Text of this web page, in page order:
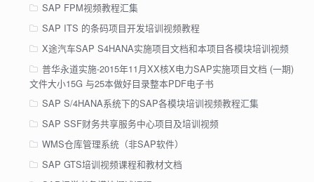
SAP FPM视频教程汇集
SAP ITS 的条码项目开发培训视频教程
X途汽车SAP S4HANA实施项目文档和本项目各模块培训视频
普华永道实施-2015年11月XX核X电力SAP实施项目文档 (一期)
文件大小15G 与25本做好目录整本PDF电子书
SAP S/4HANA系统下的SAP各模块培训视频教程汇集
SAP SSF财务共享服务中心项目及培训视频
WMS仓库管理系统（非SAP软件）
SAP GTS培训视频课程和教材文档